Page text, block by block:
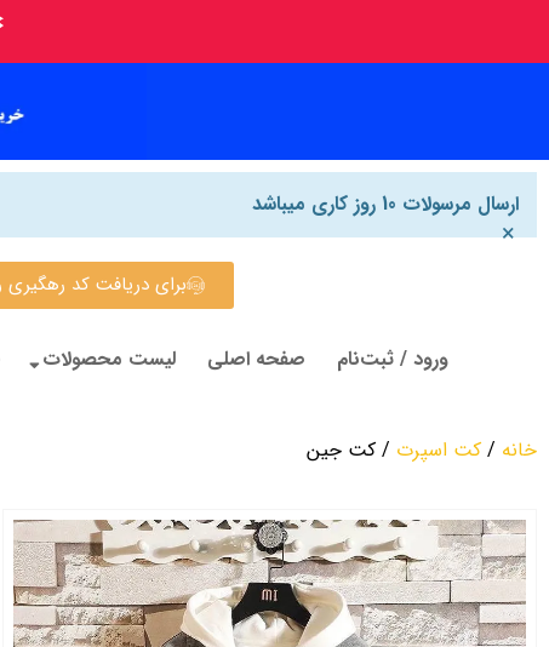
ارسال مرسولات 10 روز کاری میباشد
×
برای دریافت کد رهگیری روی
ورود / ثبت‌نام صفحه اصلی لیست محصولات
خانه / کت اسپرت / کت جین